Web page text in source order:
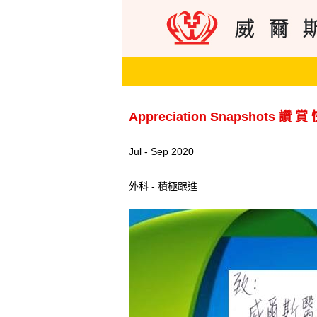
Appreciation Snapshots 讚 賞
Jul - Sep 2020
外科 - 積極跟進